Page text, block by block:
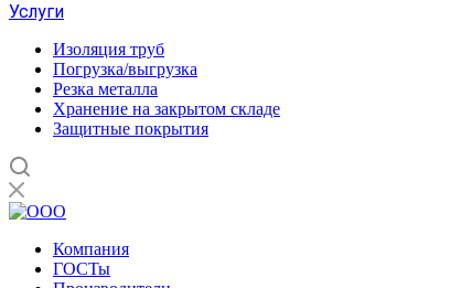
Услуги
Изоляция труб
Погрузка/выгрузка
Резка металла
Хранение на закрытом складе
Защитные покрытия
Компания
ГОСТы